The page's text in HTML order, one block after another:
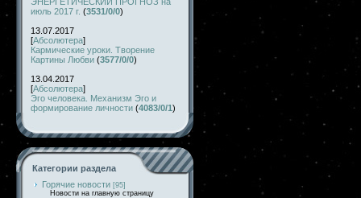
июль 2017 г. (3531/0/0)
13.07.2017
[Абсолютера]
Кармические уроки. Творение
Картины Любви (3577/0/0)
13.04.2017
[Абсолютера]
Эго человека. Механизм Эго и
формирование личности (4083/0/1)
Категории раздела
Горячие новости [95]
Новости на главную страницу